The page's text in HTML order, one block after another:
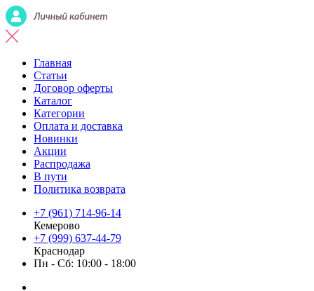
Главная
Статьи
Договор оферты
Каталог
Категории
Оплата и доставка
Новинки
Акции
Распродажа
В пути
Политика возврата
+7 (961) 714-96-14
Кемерово
+7 (999) 637-44-79
Краснодар
Пн - Сб: 10:00 - 18:00